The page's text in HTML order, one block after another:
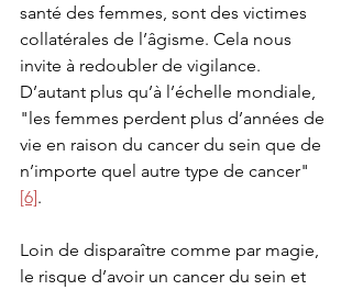
santé des femmes, sont des victimes
collatérales de l’âgisme. Cela nous
invite à redoubler de vigilance.
D’autant plus qu’à l’échelle mondiale,
"les femmes perdent plus d’années de
vie en raison du cancer du sein que de
n’importe quel autre type de cancer"
[6].
Loin de disparaître comme par magie,
le risque d’avoir un cancer du sein et